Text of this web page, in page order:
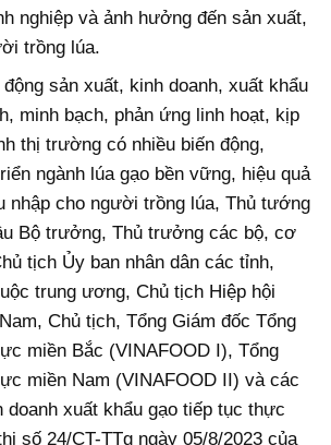
nghiệp và ảnh hưởng đến sản xuất,
trồng lúa.
sản xuất, kinh doanh, xuất khẩu
minh bạch, phản ứng linh hoạt, kịp
thị trường có nhiều biến động,
ngành lúa gạo bền vững, hiệu quả
nhập cho người trồng lúa, Thủ tướng
Bộ trưởng, Thủ trưởng các bộ, cơ
tịch Ủy ban nhân dân các tỉnh,
trung ương, Chủ tịch Hiệp hội
Chủ tịch, Tổng Giám đốc Tổng
miền Bắc (VINAFOOD I), Tổng
miền Nam (VINAFOOD II) và các
doanh xuất khẩu gạo tiếp tục thực
số 24/CT-TTg ngày 05/8/2023 của